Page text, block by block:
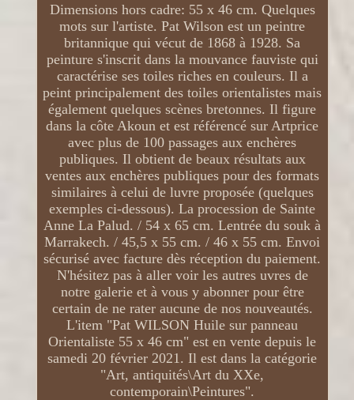
Dimensions hors cadre: 55 x 46 cm. Quelques
mots sur l'artiste. Pat Wilson est un peintre
britannique qui vécut de 1868 à 1928. Sa
peinture s'inscrit dans la mouvance fauviste qui
caractérise ses toiles riches en couleurs. Il a
peint principalement des toiles orientalistes mais
également quelques scènes bretonnes. Il figure
dans la côte Akoun et est référencé sur Artprice
avec plus de 100 passages aux enchères
publiques. Il obtient de beaux résultats aux
ventes aux enchères publiques pour des formats
similaires à celui de luvre proposée (quelques
exemples ci-dessous). La procession de Sainte
Anne La Palud. / 54 x 65 cm. Lentrée du souk à
Marrakech. / 45,5 x 55 cm. / 46 x 55 cm. Envoi
sécurisé avec facture dès réception du paiement.
N'hésitez pas à aller voir les autres uvres de
notre galerie et à vous y abonner pour être
certain de ne rater aucune de nos nouveautés.
L'item "Pat WILSON Huile sur panneau
Orientaliste 55 x 46 cm" est en vente depuis le
samedi 20 février 2021. Il est dans la catégorie
"Art, antiquités\Art du XXe,
contemporain\Peintures".